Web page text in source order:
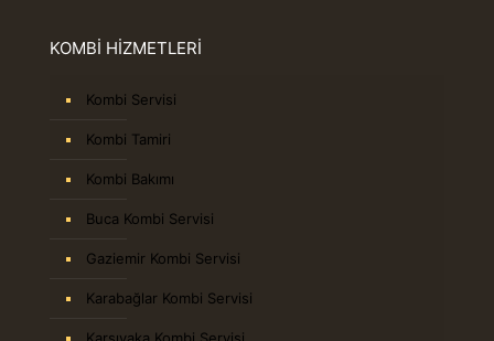
KOMBİ HİZMETLERİ
Kombi Servisi
Kombi Tamiri
Kombi Bakımı
Buca Kombi Servisi
Gaziemir Kombi Servisi
Karabağlar Kombi Servisi